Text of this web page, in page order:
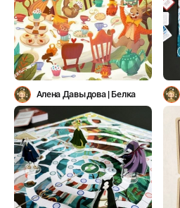
Алена Давыдова | Белка